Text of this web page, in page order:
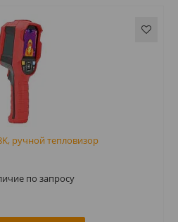
ручной тепловизор
по запросу